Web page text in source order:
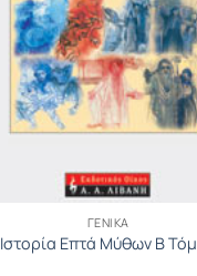
ΓΕΝΙΚΆ
Ιστορία Επτά Μύθων Β